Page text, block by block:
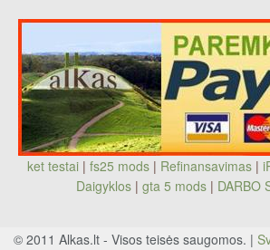
ket testai | fs25 mods| Refinansavimas|
Daigyklos| gta 5 mods | DARBO
© 2011 Alkas.lt - Visos teisės saugomos. |